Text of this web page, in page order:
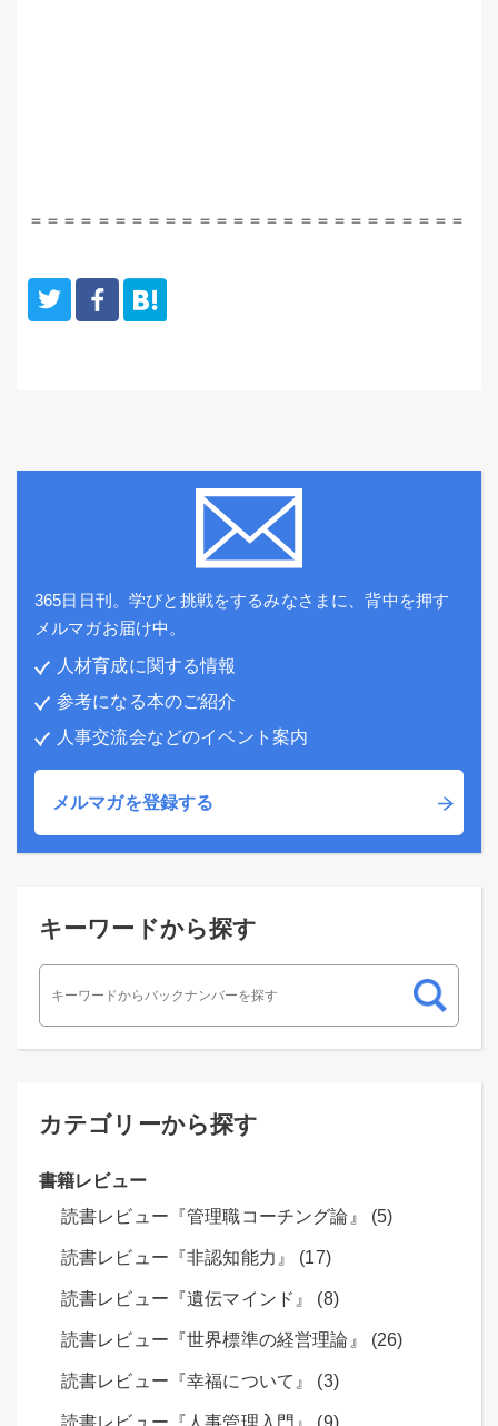
＝＝＝＝＝＝＝＝＝＝＝＝＝＝＝＝＝＝＝＝＝＝＝＝＝＝
365日日刊。学びと挑戦をするみなさまに、背中を押す
メルマガお届け中。
人材育成に関する情報
参考になる本のご紹介
人事交流会などのイベント案内
メルマガを登録する
キーワードから探す
カテゴリーから探す
書籍レビュー
読書レビュー『管理職コーチング論』 (5)
読書レビュー『非認知能力』 (17)
読書レビュー『遺伝マインド』 (8)
読書レビュー『世界標準の経営理論』 (26)
読書レビュー『幸福について』 (3)
読書レビュー『人事管理入門』 (9)